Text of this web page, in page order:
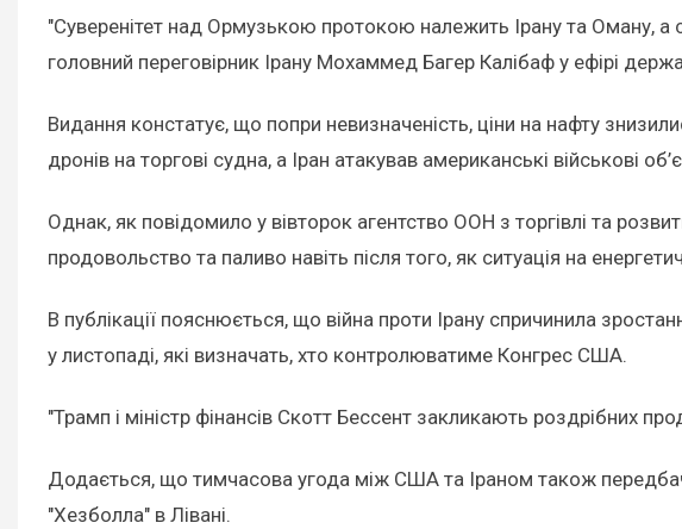
"Суверенітет над Ормузькою протокою належить Ірану та Оману,
головний переговірник Ірану Мохаммед Багер Калібаф у ефірі
Видання констатує, що попри невизначеність, ціни на нафту
дронів на торгові судна, а Іран атакував американські військові
Однак, як повідомило у вівторок агентство ООН з торгівлі та
продовольство та паливо навіть після того, як ситуація на
В публікації пояснюється, що війна проти Ірану спричинила
у листопаді, які визначать, хто контролюватиме Конгрес США.
"Трамп і міністр фінансів Скотт Бессент закликають роздрібних
Додається, що тимчасова угода між США та Іраном також
"Хезболла" в Лівані.